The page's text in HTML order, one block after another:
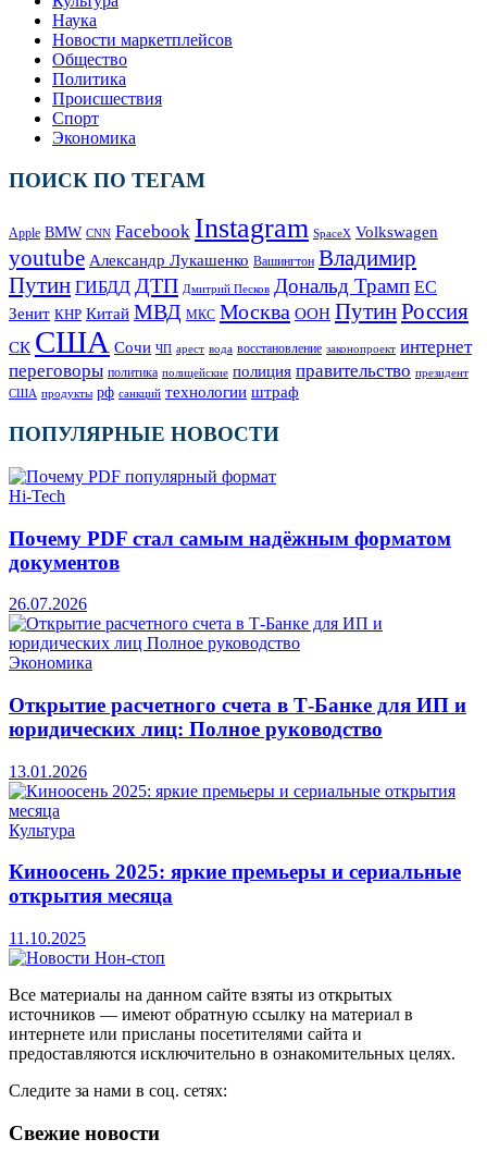
Наука
Новости маркетплейсов
Общество
Политика
Происшествия
Спорт
Экономика
ПОИСК ПО ТЕГАМ
Apple BMW CNN Facebook Instagram SpaceX Volkswagen
youtube Александр Лукашенко Вашингтон Владимир
Путин ГИБДД ДТП Дмитрий Песков Дональд Трамп ЕС
Зенит КНР Китай МВД МКС Москва ООН ПутинРоссия
СК США Сочи ЧП арест вода восстановление законопроект интернет
переговоры политика полицейские полиция правительство президент
США продукты рф санкций технологии штраф
ПОПУЛЯРНЫЕ НОВОСТИ
Hi-Tech
Почему PDF стал самым надёжным форматом
документов
26.07.2026
Экономика
Открытие расчетного счета в Т-Банке для ИП и
юридических лиц: Полное руководство
13.01.2026
Культура
Киноосень 2025: яркие премьеры и сериальные
открытия месяца
11.10.2025
Все материалы на данном сайте взяты из открытых
источников — имеют обратную ссылку на материал в
интернете или присланы посетителями сайта и
предоставляются исключительно в ознакомительных целях.
Следите за нами в соц. сетях:
Свежие новости